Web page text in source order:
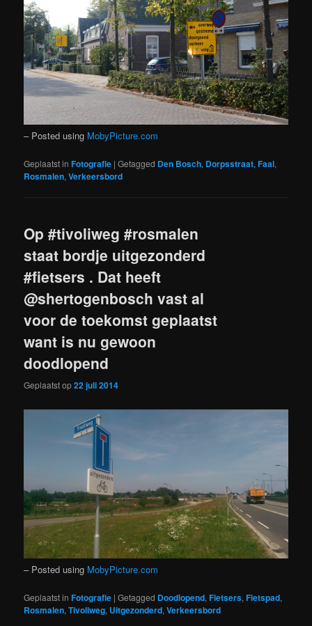
– Posted using MobyPicture.com
Geplaatst in Fotografie |Getagged Den Bosch, Dorpsstraat,Faal,
Rosmalen,Verkeersbord
Op #tivoliweg #rosmalen
staat bordje uitgezonderd
#fietsers . Dat heeft
@shertogenbosch vast al
voor de toekomst geplaatst
want is nu gewoon
doodlopend
Geplaatst op22 juli 2014
– Posted using MobyPicture.com
Geplaatst in Fotografie |Getagged Doodlopend,Fietsers,Fietspad,
Rosmalen,Tivoliweg, Uitgezonderd,Verkeersbord